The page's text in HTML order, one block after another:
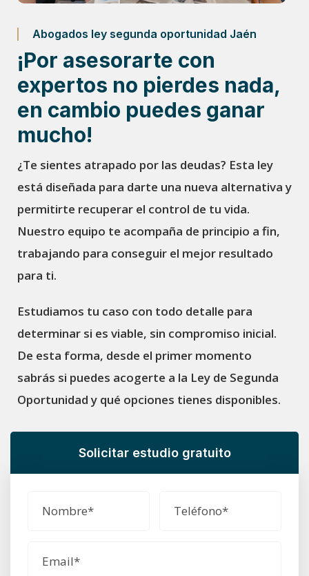
Abogados ley segunda oportunidad Jaén
¡Por asesorarte con
expertos no pierdes nada,
en cambio puedes ganar
mucho!
¿Te sientes atrapado por las deudas? Esta ley
está diseñada para darte una nueva alternativa y
permitirte recuperar el control de tu vida.
Nuestro equipo te acompaña de principio a fin,
trabajando para conseguir el mejor resultado
para ti.
Estudiamos tu caso con todo detalle para
determinar si es viable, sin compromiso inicial.
De esta forma, desde el primer momento
sabrás si puedes acogerte a la Ley de Segunda
Oportunidad y qué opciones tienes disponibles.
Solicitar estudio gratuito